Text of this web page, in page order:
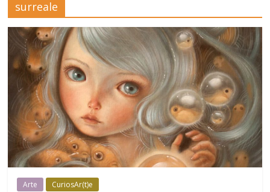
Mensile
di
arte,
cultura,
turismo
curiosità
surreale
Arte CuriosAr(t)e